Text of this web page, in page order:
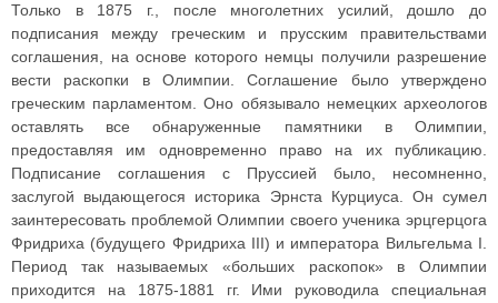
Только в 1875 г., после многолетних усилий, дошло до
подписания между греческим и прусским правительствами
соглашения, на основе которого немцы получили разрешение
вести раскопки в Олимпии. Соглашение было утверждено
греческим парламентом. Оно обязывало немецких археологов
оставлять все обнаруженные памятники в Олимпии,
предоставляя им одновременно право на их публикацию.
Подписание соглашения с Пруссией было, несомненно,
заслугой выдающегося историка Эрнста Курциуса. Он сумел
заинтересовать проблемой Олимпии своего ученика эрцгерцога
Фридриха (будущего Фридриха III) и императора Вильгельма I.
Период так называемых «больших раскопок» в Олимпии
приходится на 1875-1881 гг. Ими руководила специальная